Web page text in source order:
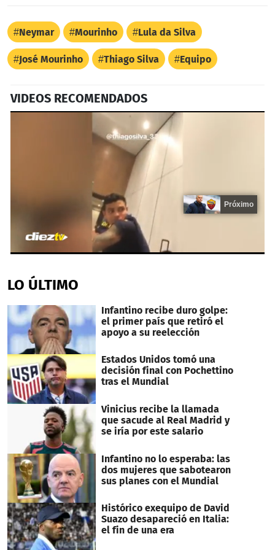
Neymar Mourinho Lula da Silva
José Mourinho Thiago Silva Equipo
VIDEOS RECOMENDADOS
of
17
Próximo
LO ÚLTIMO
Infantino recibe duro golpe:
el primer país que retiró el
apoyo a su reelección
Estados Unidos tomó una
decisión final con Pochettino
tras el Mundial
Vinicius recibe la llamada
que sacude al Real Madrid y
se iría por este salario
Infantino no lo esperaba: las
dos mujeres que sabotearon
sus planes con el Mundial
Histórico exequipo de David
Suazo desapareció en Italia:
el fin de una era